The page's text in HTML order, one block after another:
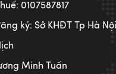
0107587817
ký: Sở KHĐT Tp Hà Nội
Minh Tuấn